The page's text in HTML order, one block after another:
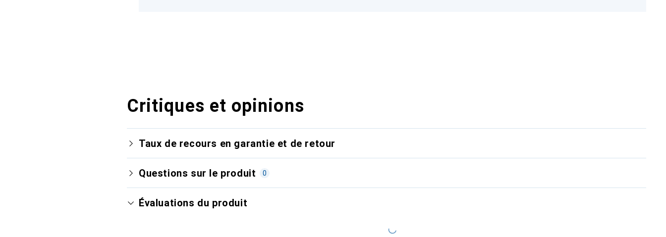
Critiques et opinions
Taux de recours en garantie et de retour
Questions sur le produit 0
Évaluations du produit